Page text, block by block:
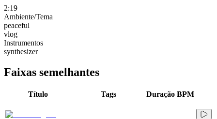
2:19
Ambiente/Tema
peaceful
vlog
Instrumentos
synthesizer
Faixas semelhantes
Título Tags Duração BPM